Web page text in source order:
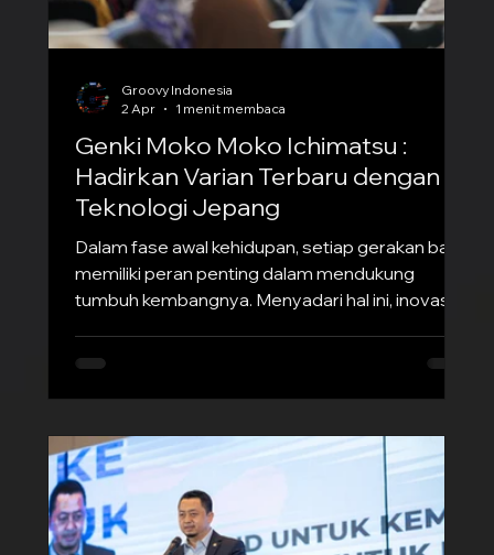
Genki Moko Moko Ichimatsu :
Hadirkan Varian Terbaru dengan
Teknologi Jepang
Dalam fase awal kehidupan, setiap gerakan bayi
memiliki peran penting dalam mendukung
tumbuh kembangnya. Menyadari hal ini, inovasi
memastikan si kecil tetap nyaman sekaligus
terbaru datang dari teknologi Jepang melalui
varian popok Genki Moko Moko Ichimatsu.
Produk ini dirancang dengan fokus utama pada
kenyamanan dan fleksibilitas gerak bayi. Dengan
struktur yang ringan dan pas di tubuh, p
Groovy Indonesia
2 Apr
1 menit membaca